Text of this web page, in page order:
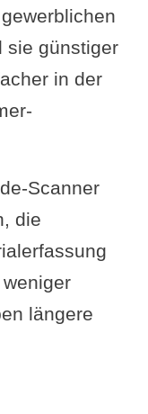
sie günstiger
in der
Scanner
die
längere